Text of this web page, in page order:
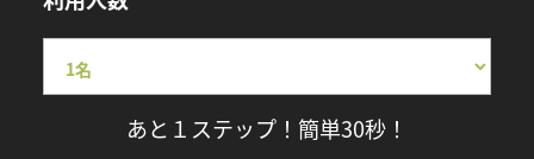
あと１ステップ！簡単30秒！